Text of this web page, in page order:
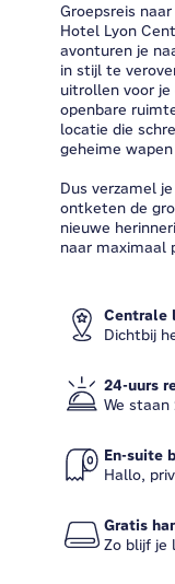
Groepsreis
Hotel Lyon
avonturen je
in stijl te
uitrollen voor
openbare
locatie die
geheime
Dus verzamel
ontketen de
nieuwe
naar maximaal
Centrale
Dichtbij
24-uurs
We
En-suite
Hallo,
Gratis
Zo blijf je